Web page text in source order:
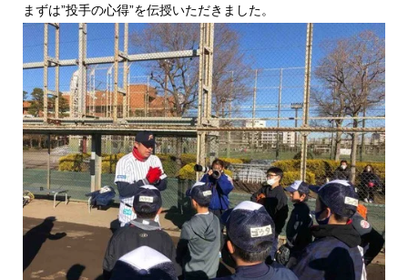
まずは”投手の心得”を伝授いただきました。